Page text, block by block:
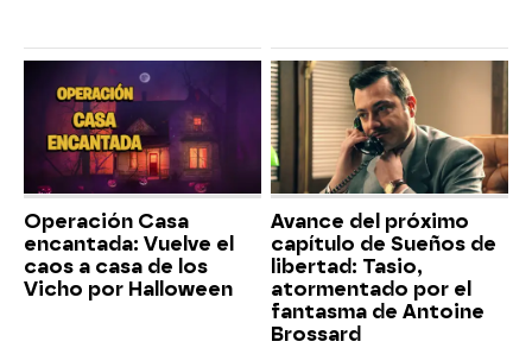
Operación Casa
encantada: Vuelve el
caos a casa de los
Vicho por Halloween
Avance del próximo
capítulo de Sueños de
libertad: Tasio,
atormentado por el
fantasma de Antoine
Brossard